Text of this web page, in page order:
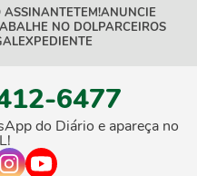
ASSINANTETEM!ANUNCIE
NO DOLPARCEIROS
EXPEDIENTE
6477
do Diário e apareça no